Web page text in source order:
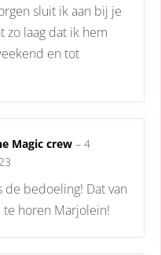
sluit ik aan bij je
zo laag dat ik hem
en tot
Magic crew – 4
de bedoeling! Dat van
horen Marjolein!